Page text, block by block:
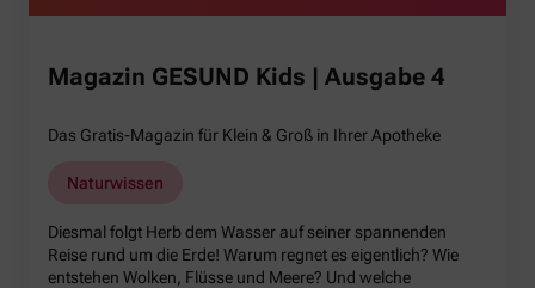
Magazin GESUND Kids | Ausgabe 4
Das Gratis-Magazin für Klein & Groß in Ihrer Apotheke
Naturwissen
Diesmal folgt Herb dem Wasser auf seiner spannenden
Reise rund um die Erde! Warum regnet es eigentlich? Wie
entstehen Wolken, Flüsse und Meere? Und welche